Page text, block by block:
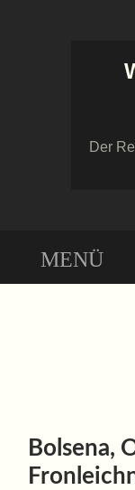
Der
Menü
Bolsena,